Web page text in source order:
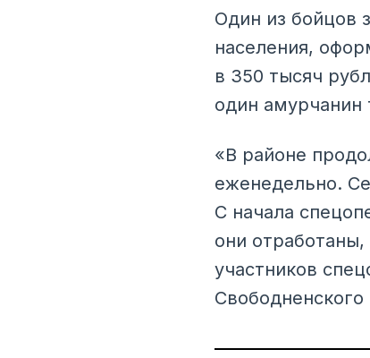
Один из бойцов
населения,
в 350 тысяч
один амурчанин
«В районе
еженедельно.
С начала
они
участников